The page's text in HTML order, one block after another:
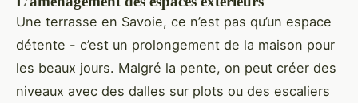
Une terrasse en Savoie, ce n’est pas qu’un espace
détente - c’est un prolongement de la maison pour
les beaux jours. Malgré la pente, on peut créer des
niveaux avec des dalles sur plots ou des escaliers